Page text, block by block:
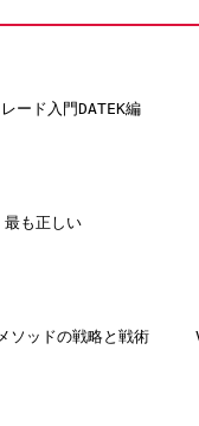
ード入門DATEK編
最も正しい
ソッドの戦略と戦術　　